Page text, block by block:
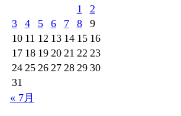
1
2
3
4 5 6 7 8
9
10 11 12 13 14 15 16
17 18 19 20 21 22 23
24 25 26 27 28 29 30
31
« 7月